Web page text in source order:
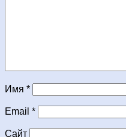
Имя *
Email *
Сайт